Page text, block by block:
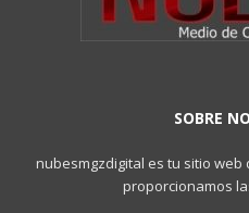
SOBRE
nubesmgzdigital es tu sitio
proporcionamos